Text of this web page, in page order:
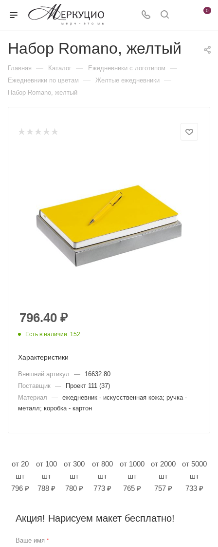
0
Набор Romano, желтый
Главная — Каталог — Ежедневники c логотипом —
Ежедневники по цветам — Желтые ежедневники —
Набор Romano, желтый
796.40 ₽
Есть в наличии: 152
Характеристики
Внешний артикул —
16632.80
Поставщик —
Проект 111 (37)
Материал
— ежедневник - искусственная кожа; ручка -
металл; коробка - картон
от 20
шт
796 ₽
от 100
шт
788 ₽
от 300
шт
780 ₽
от 800
шт
773 ₽
от 1000
шт
765 ₽
от 2000
шт
757 ₽
от 5000
шт
733 ₽
Акция! Нарисуем макет бесплатно!
Ваше имя *